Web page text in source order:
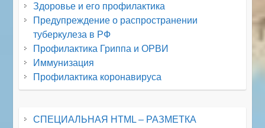
Здоровье и его профилактика
Предупреждение о распространении
туберкулеза в РФ
Профилактика Гриппа и ОРВИ
Иммунизация
Профилактика коронавируса
СПЕЦИАЛЬНАЯ HTML – РАЗМЕТКА